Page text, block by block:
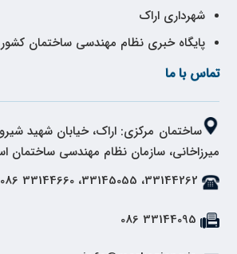
شهرداری اراک
پایگاه خبری نظام مهندسی ساختمان کشور
تماس با ما
ساختمان مرکزی: اراک، خیابان شهید
میرزاخانی، سازمان نظام مهندسی ساختمان
33144262، 33145055، 33144660 086
33144095 086